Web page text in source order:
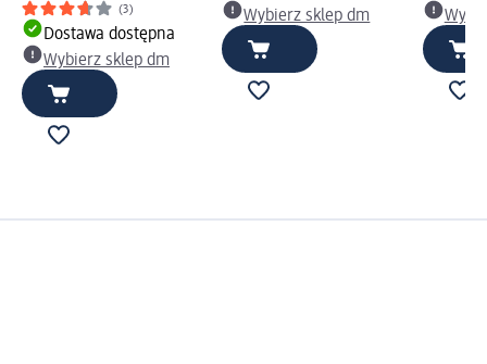
(3)
Dostawa dostępna
Wybierz sklep dm
Wybierz sklep dm